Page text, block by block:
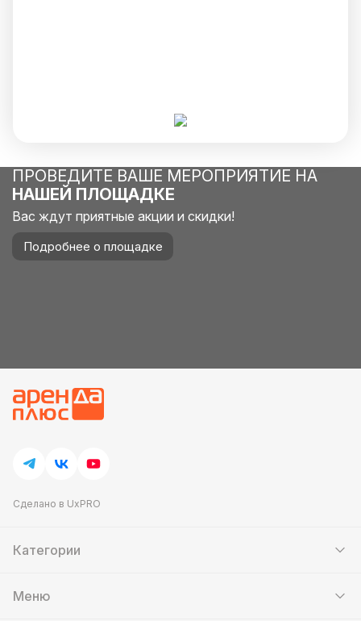
ПРОВЕДИТЕ ВАШЕ МЕРОПРИЯТИЕ НА
НАШЕЙ ПЛОЩАДКЕ
Вас ждут приятные акции и скидки!
Подробнее о площадке
Сделано в UxPRO
Категории
Кейтеринг
Меню